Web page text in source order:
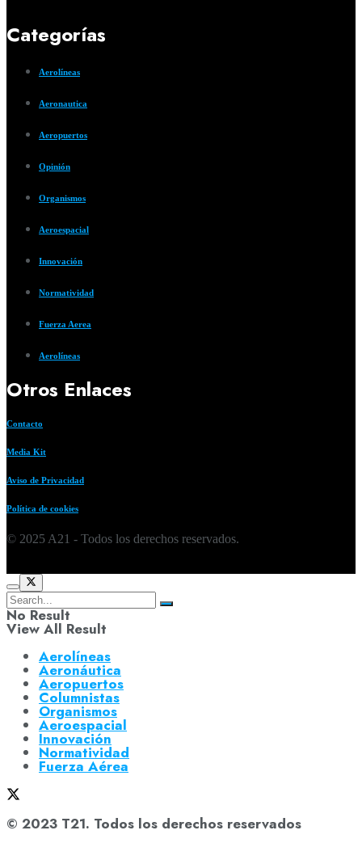
Categorías
Aerolíneas
Aeronautica
Aeropuertos
Opinión
Organismos
Aeroespacial
Innovación
Normatividad
Fuerza Aerea
Aerolíneas
Otros Enlaces
Contacto
Media Kit
Aviso de Privacidad
Política de cookies
© 2025 A21 - Todos los derechos reservados.
No Result
View All Result
Aerolíneas
Aeronáutica
Aeropuertos
Columnistas
Organismos
Aeroespacial
Innovación
Normatividad
Fuerza Aérea
© 2023 T21. Todos los derechos reservados